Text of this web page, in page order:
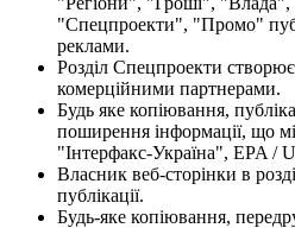
"Спецпроекти", "Промо"
реклами.
Розділ Спецпроекти
комерційними партнерами.
Будь яке копіювання,
поширення інформації, що
"Інтерфакс-Україна", EPA /
Власник веб-сторінки в
публікації.
Будь-яке копіювання,